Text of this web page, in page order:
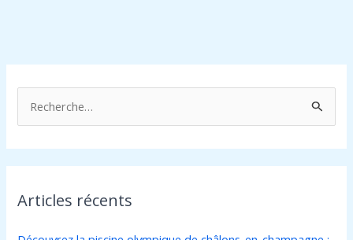
e
c
e
Articles récents